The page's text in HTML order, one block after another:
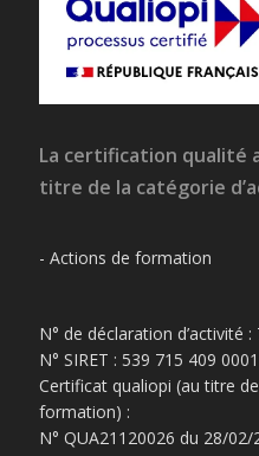
La certification qualité
titre de la catégorie
- Actions de formation
N° de déclaration d’activité
N° SIRET : 539 715 409
Certificat qualiopi (au titre
formation) :
N° QUA21120026 du 28/